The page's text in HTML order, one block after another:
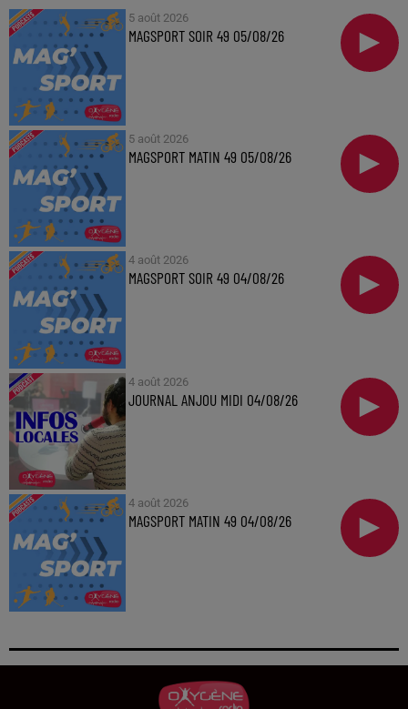
5 août 2026
MAGSPORT SOIR 49 05/08/26
5 août 2026
MAGSPORT MATIN 49 05/08/26
4 août 2026
MAGSPORT SOIR 49 04/08/26
4 août 2026
JOURNAL ANJOU MIDI 04/08/26
4 août 2026
MAGSPORT MATIN 49 04/08/26